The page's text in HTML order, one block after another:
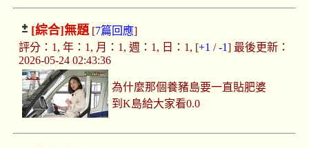
[綜合]無題[7篇回應]
評分：1, 年：1, 月：1, 週：1, 日：1, [+1 /-1] 最後更新：
2026-05-24 02:43:36
為什麼那個養豬島要一直貼肥婆
到K島給大家看0.0